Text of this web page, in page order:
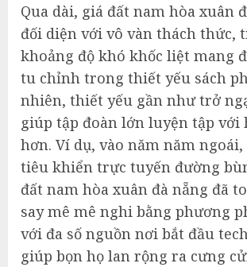
Qua dài, giá đất nam hòa xuân
đối diện với vô vàn thách thức,
khoảng độ khó khốc liệt mang
tu chỉnh trong thiết yếu sách
nhiên, thiết yếu gần như trở
giúp tập đoàn lớn luyện tập với
hơn. Ví dụ, vào năm năm
tiêu khiển trực tuyến đường
đất nam hòa xuân đà nẵng đã
say mê mê nghi bằng phương
với đa số nguồn nơi bắt đầu
giúp bọn họ lan rộng ra cưng